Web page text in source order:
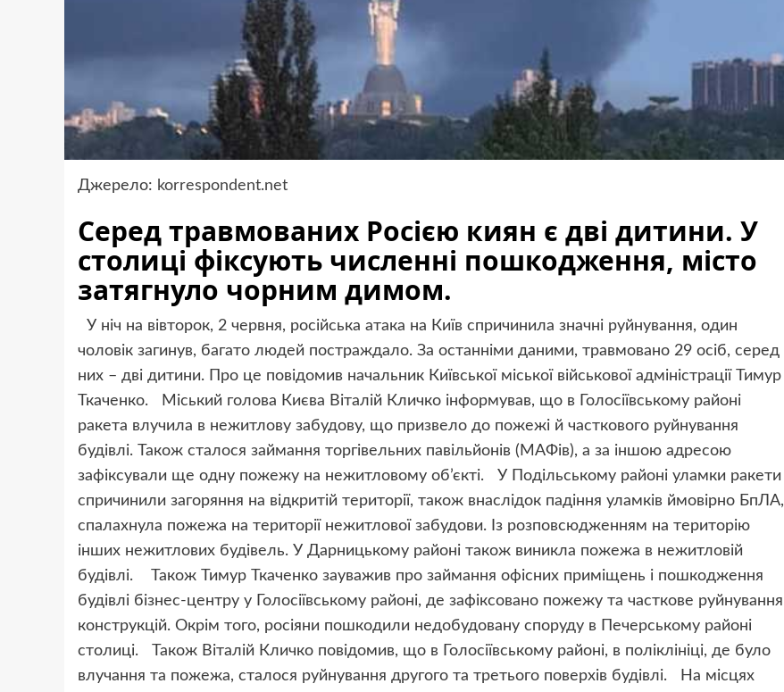
Джерело: korrespondent.net
Серед травмованих Росією киян є дві дитини. У
столиці фіксують численні пошкодження, місто
затягнуло чорним димом.
У ніч на вівторок, 2 червня, російська атака на Київ спричинила значні руйнування, один
чоловік загинув, багато людей постраждало. За останніми даними, травмовано 29 осіб, серед
них – дві дитини. Про це повідомив начальник Київської міської військової адміністрації Тимур
Ткаченко. Міський голова Києва Віталій Кличко інформував, що в Голосіївському районі
ракета влучила в нежитлову забудову, що призвело до пожежі й часткового руйнування
будівлі. Також сталося займання торгівельних павільйонів (МАФів), а за іншою адресою
зафіксували ще одну пожежу на нежитловому об’єкті. У Подільському районі уламки ракети
спричинили загоряння на відкритій території, також внаслідок падіння уламків ймовірно БпЛА,
спалахнула пожежа на території нежитлової забудови. Із розповсюдженням на територію
інших нежитлових будівель. У Дарницькому районі також виникла пожежа в нежитловій
будівлі. Також Тимур Ткаченко зауважив про займання офісних приміщень і пошкодження
будівлі бізнес-центру у Голосіївському районі, де зафіксовано пожежу та часткове руйнування
конструкцій. Окрім того, росіяни пошкодили недобудовану споруду в Печерському районі
столиці. Також Віталій Кличко повідомив, що в Голосіївському районі, в поліклініці, де було
влучання та пожежа, сталося руйнування другого та третього поверхів будівлі. На місцях